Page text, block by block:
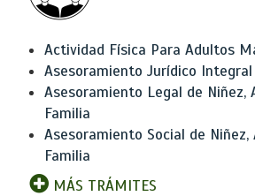
Actividad Física Para Adultos
Asesoramiento Jurídico
Asesoramiento Legal de Niñez,
Familia
Asesoramiento Social de Niñez,
Familia
MÁS TRÁMITES